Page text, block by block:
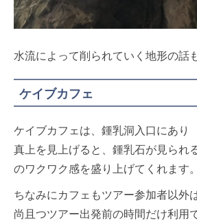
水流によって削られていく地形の話
ケイブカフェ
ケイブカフェは、鍾乳洞入口にあり
真上を見上げると、鍾乳石が見られ
のワクワク感を盛り上げてくれます。
ちなみにカフェもツアー参加者以外
尚且つツアー出発前の時間だけ利用